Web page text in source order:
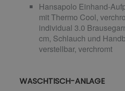
Hansapolo Einhand-
mit Thermo Cool,
individual 3.0
cm, Schlauch und
verstellbar, verchromt
WASCHTISCH-ANLAGE